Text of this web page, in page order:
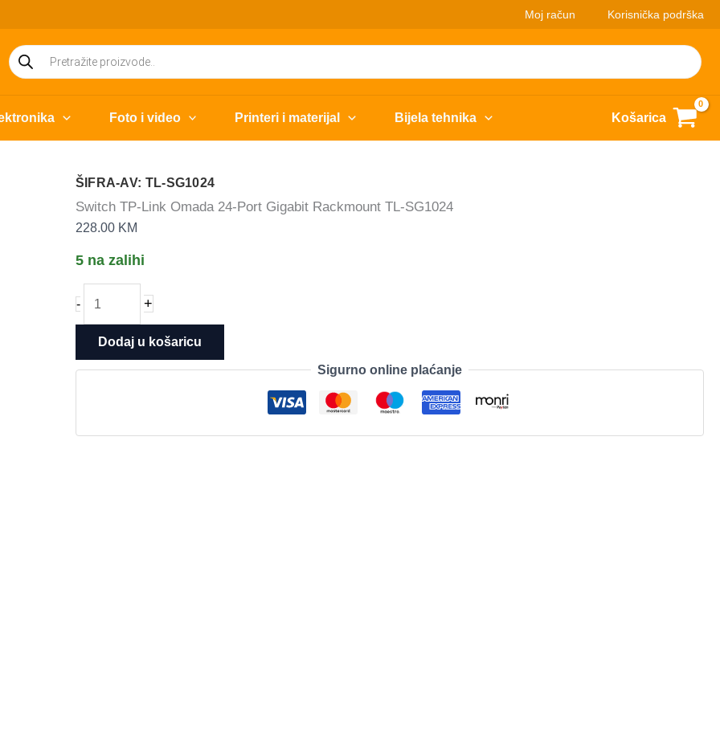
Moj račun Korisnička podrška
Products
search
Foto i video Printeri i materijal Bijela tehnika Košarica
ŠIFRA-AV: TL-SG1024
Switch TP-Link Omada 24-Port Gigabit Rackmount TL-SG1024
228.00 KM
5 na zalihi
-
TP-
24-
Rackmount
+
Dodaj u košaricu
Sigurno online plaćanje